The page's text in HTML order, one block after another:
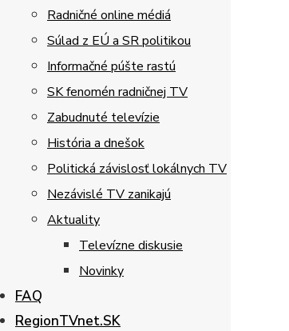
Radničné online médiá
Súlad z EÚ a SR politikou
Informačné púšte rastú
SK fenomén radničnej TV
Zabudnuté televízie
História a dnešok
Politická závislosť lokálnych TV
Nezávislé TV zanikajú
Aktuality
Televízne diskusie
Novinky
FAQ
RegionTVnet.SK